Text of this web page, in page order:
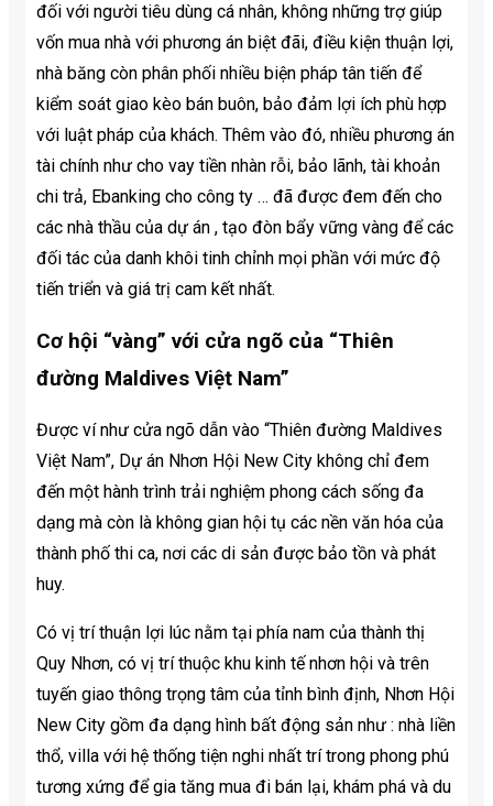
đối với người tiêu dùng cá nhân, không những trợ giúp
vốn mua nhà với phương án biệt đãi, điều kiện thuận lợi,
nhà băng còn phân phối nhiều biện pháp tân tiến để
kiểm soát giao kèo bán buôn, bảo đảm lợi ích phù hợp
với luật pháp của khách. Thêm vào đó, nhiều phương án
tài chính như cho vay tiền nhàn rỗi, bảo lãnh, tài khoản
chi trả, Ebanking cho công ty … đã được đem đến cho
các nhà thầu của dự án , tạo đòn bẩy vững vàng để các
đối tác của danh khôi tinh chỉnh mọi phần với mức độ
tiến triển và giá trị cam kết nhất.
Cơ hội “vàng” với cửa ngõ của “Thiên
đường Maldives Việt Nam”
Được ví như cửa ngõ dẫn vào “Thiên đường Maldives
Việt Nam”, Dự án Nhơn Hội New City không chỉ đem
đến một hành trình trải nghiệm phong cách sống đa
dạng mà còn là không gian hội tụ các nền văn hóa của
thành phố thi ca, nơi các di sản được bảo tồn và phát
huy.
Có vị trí thuận lợi lúc nằm tại phía nam của thành thị
Quy Nhơn, có vị trí thuộc khu kinh tế nhơn hội và trên
tuyến giao thông trọng tâm của tỉnh bình định, Nhơn Hội
New City gồm đa dạng hình bất động sản như : nhà liền
thổ, villa với hệ thống tiện nghi nhất trí trong phong phú
tương xứng để gia tăng mua đi bán lại, khám phá và du